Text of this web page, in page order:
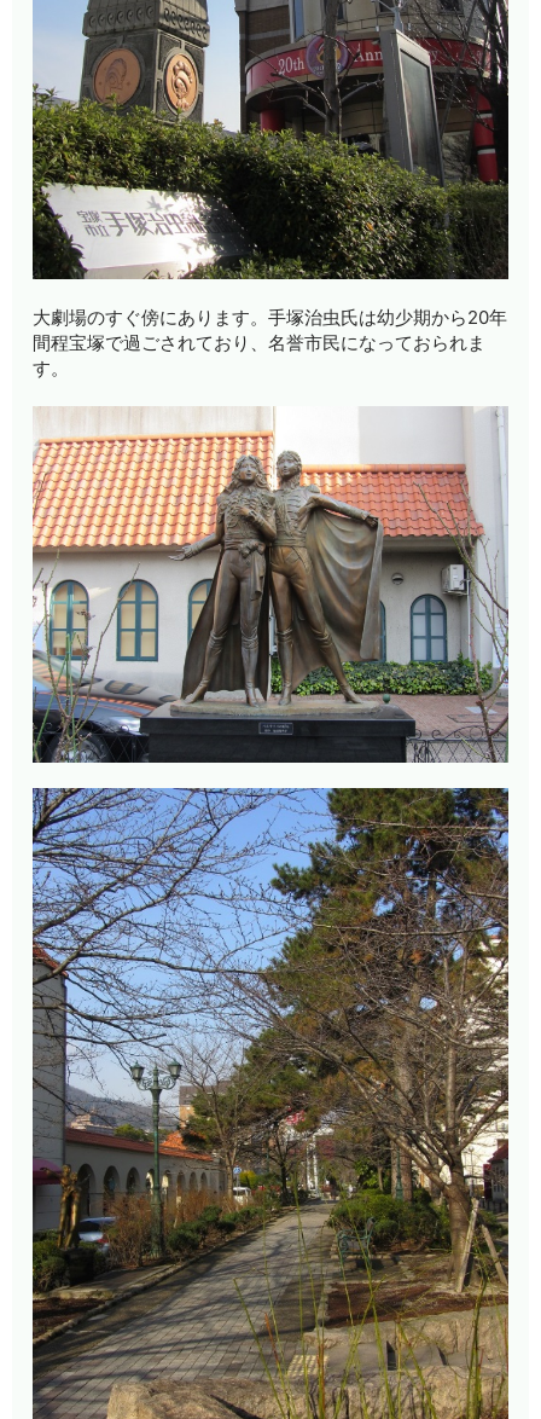
大劇場のすぐ傍にあります。手塚治虫氏は幼少期から20年
間程宝塚で過ごされており、名誉市民になっておられま
す。